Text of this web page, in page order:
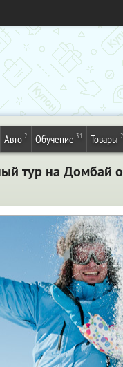
Авто 2 Обучение 31 Товары
тур на Домбай